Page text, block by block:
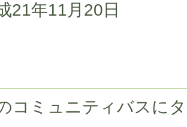
21年11月20日
コミュニティバスに